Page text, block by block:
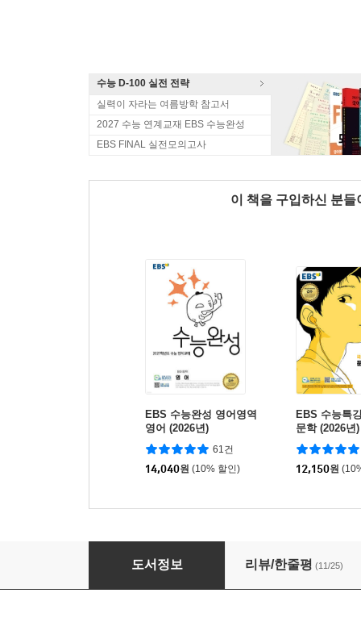
수능 D-100 실전 전략
실력이 자라는 여름방학 참고서
2027 수능 연계교재 EBS 수능완성
EBS FINAL 실전모의고사
이 책을 구입하신 분
EBS 수능완성 영어영역
영어 (2026년)
61건
14,040원 (10% 할인)
EBS 수능특
문학 (2026년
대비)
12,150원
EBS 수능완성 수학영역 수학1·수학2·미적분
도서정보 리뷰/한줄평 (11/25)